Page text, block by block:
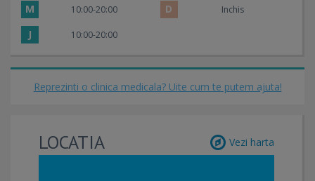
M 10:00-20:00 D Inchis
J 10:00-20:00
Reprezinti o clinica medicala? Uite cum te putem ajuta!
LOCATIA Vezi harta